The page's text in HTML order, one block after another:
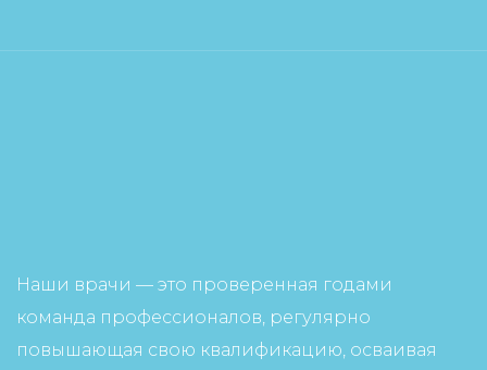
Наши врачи — это проверенная годами
команда профессионалов, регулярно
повышающая свою квалификацию, осваивая